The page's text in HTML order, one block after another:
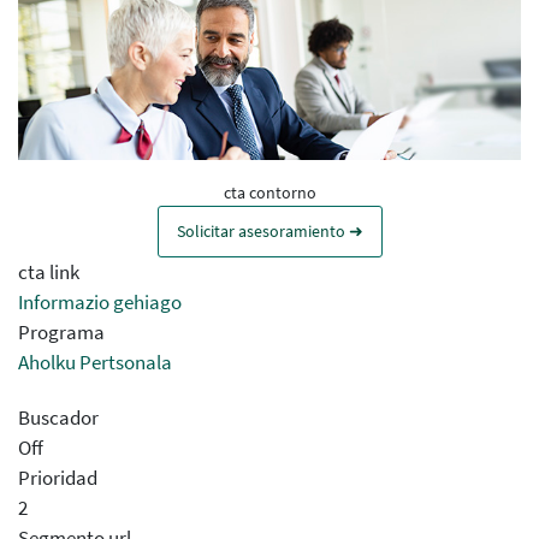
cta contorno
Solicitar asesoramiento ➜
cta link
Informazio gehiago
Programa
Aholku Pertsonala
Buscador
Off
Prioridad
2